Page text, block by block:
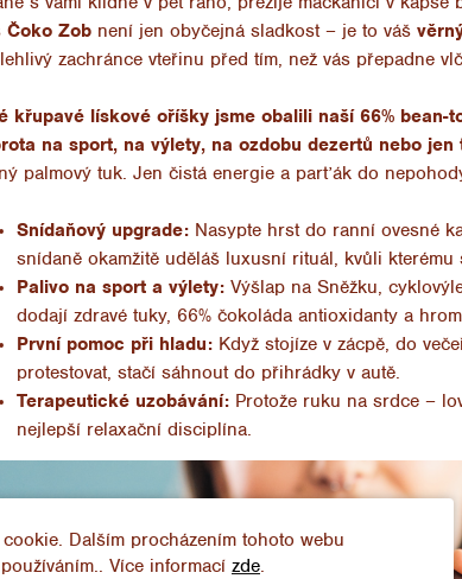
Dalším procházením tohoto webu
Více informací zde.
Čoko Zobnení jen obyčejná sladkost – je to váš
zachránce vteřinu před tím, než vás přepadne
křupavé lískové oříšky jsme obalili naší 66% bean-
na sport, na výlety, na ozdobu dezertů nebo
palmový tuk. Jen čistá energie a parťák do
Snídaňový upgrade:Nasypte hrst do ranní ovesné
snídaně okamžitě uděláš luxusní rituál, kvůli kterému
Palivo na sport a výlety:Výšlap na Sněžku,
dodají zdravé tuky, 66% čokoláda antioxidanty a
První pomoc při hladu:Když stojíze v zácpě, do
protestovat, stačí sáhnout do přihrádky v autě.
Terapeutické uzobávání:Protože ruku na srdce –
nejlepší relaxační disciplína.